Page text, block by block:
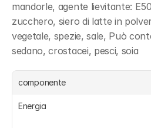
mandorle, agente lievitante:
zucchero, siero di latte in
vegetale, spezie, sale, Può
sedano, crostacei, pesci, soia
componente
Energia